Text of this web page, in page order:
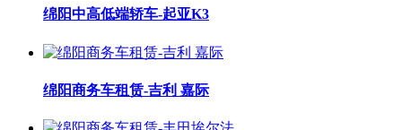
绵阳中高低端轿车-起亚K3
绵阳商务车租赁-吉利 嘉际